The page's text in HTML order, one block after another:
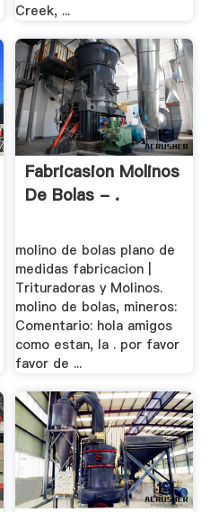
Creek, ...
Fabricasion Molinos
De Bolas - .
molino de bolas plano de
medidas fabricacion |
Trituradoras y Molinos.
molino de bolas, mineros:
Comentario: hola amigos
como estan, la . por favor
favor de ...